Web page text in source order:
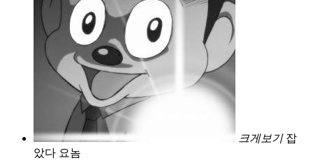
크게보기 잡
았다 요놈